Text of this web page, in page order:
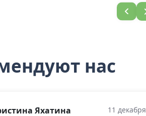
нас
Яхатина 11 декабря